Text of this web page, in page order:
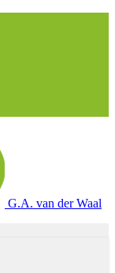
G.A. van der Waal